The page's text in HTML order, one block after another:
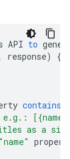
API to
response)
{
contains
as a
"name"